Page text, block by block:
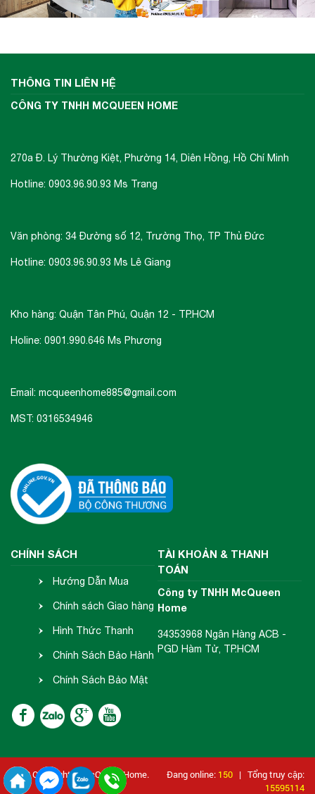
THÔNG TIN LIÊN HỆ
CÔNG TY TNHH MCQUEEN HOME
270a Đ. Lý Thường Kiệt, Phường 14, Diên Hồng, Hồ Chí Minh
Hotline: 0903.96.90.93 Ms Trang
Văn phòng: 34 Đường số 12, Trường Thọ, TP Thủ Đức
Hotline: 0903.96.90.93 Ms Lê Giang
Kho hàng: Quận Tân Phú, Quận 12 - TP.HCM
Holine: 0901.990.646 Ms Phương
Email: mcqueenhome885@gmail.com
MST: 0316534946
CHÍNH SÁCH
Hướng Dẫn Mua
Hàng
Chính sách Giao hàng
- Nhận hàng
Hình Thức Thanh
Toán
Chính Sách Bảo Hành
- Đổi Trả
Chính Sách Bảo Mật
Thông Tin
TÀI KHOẢN & THANH
TOÁN
Công ty TNHH McQueen
Home
34353968 Ngân Hàng ACB -
PGD Hàm Tử, TP.HCM
2018 Copyright © McQueen Home. Đang online: 150 | Tổng truy cập:
15595114